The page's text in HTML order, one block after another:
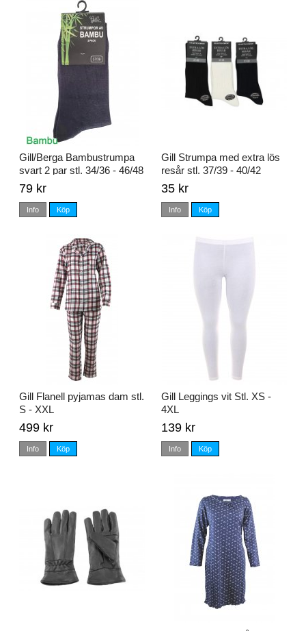
Gill/Berga Bambustrumpa
svart 2 par stl. 34/36 - 46/48
79 kr
Info Köp
Gill Strumpa med extra lös
resår stl. 37/39 - 40/42
35 kr
Info Köp
Gill Flanell pyjamas dam stl.
S - XXL
499 kr
Info Köp
Gill Leggings vit Stl. XS -
4XL
139 kr
Info Köp